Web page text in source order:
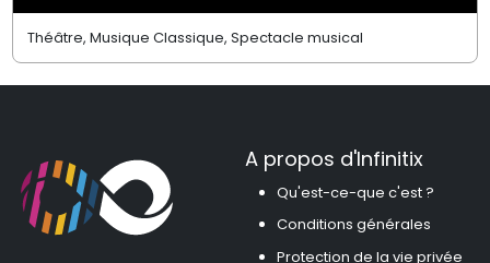
Théâtre, Musique Classique, Spectacle musical
A propos d'Infinitix
Qu'est-ce-que c'est ?
Conditions générales
Protection de la vie privée